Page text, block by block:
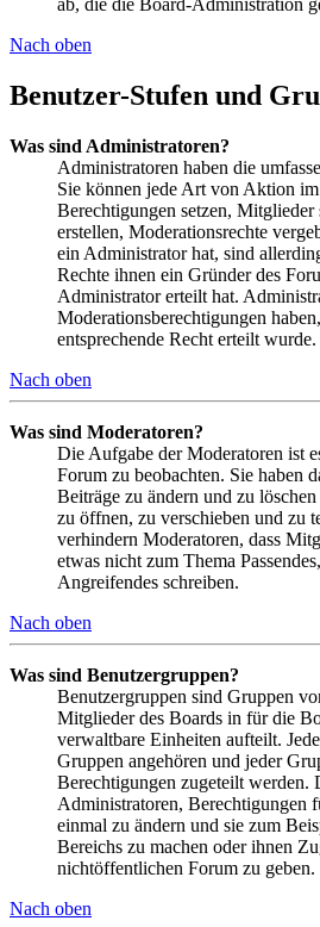
ab, die die Board-Administration
Nach oben
Benutzer-Stufen und
Was sind Administratoren?
Administratoren haben die
Sie können jede Art von Aktion
Berechtigungen setzen, Mitglieder
erstellen, Moderationsrechte
ein Administrator hat, sind
Rechte ihnen ein Gründer des
Administrator erteilt hat.
Moderationsberechtigungen
entsprechende Recht erteilt wurde.
Nach oben
Was sind Moderatoren?
Die Aufgabe der Moderatoren ist
Forum zu beobachten. Sie haben
Beiträge zu ändern und zu
zu öffnen, zu verschieben und zu
verhindern Moderatoren, dass
etwas nicht zum Thema
Angreifendes schreiben.
Nach oben
Was sind Benutzergruppen?
Benutzergruppen sind Gruppen
Mitglieder des Boards in für die
verwaltbare Einheiten aufteilt.
Gruppen angehören und jeder
Berechtigungen zugeteilt werden.
Administratoren, Berechtigungen
einmal zu ändern und sie zum
Bereichs zu machen oder ihnen
nichtöffentlichen Forum zu geben.
Nach oben